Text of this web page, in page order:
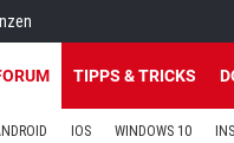
TIPPS & TRICKS
IOS WINDOWS 10